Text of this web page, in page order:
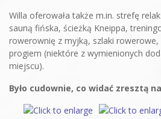
Willa oferowała także m.in. strefę
sauną fińska, ścieżką Kneippa,
rowerownię z myjką, szlaki
progiem (niektóre z wymienionych
miejscu).
Było cudownie, co widać zresztą